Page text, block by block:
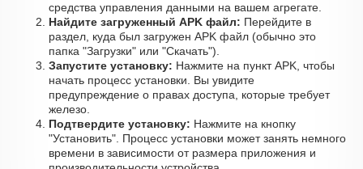
средства управления данными на вашем агрегате.
Найдите загруженный APK файл: Перейдите в
раздел, куда был загружен APK файл (обычно это
папка "Загрузки" или "Скачать").
Запустите установку: Нажмите на пункт APK, чтобы
начать процесс установки. Вы увидите
предупреждение о правах доступа, которые требует
железо.
Подтвердите установку: Нажмите на кнопку
"Установить". Процесс установки может занять немного
времени в зависимости от размера приложения и